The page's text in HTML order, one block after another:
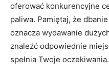
oferować konkurencyjne
paliwa. Pamiętaj, że
oznacza wydawanie
znaleźć odpowiednie
spełnia Twoje oczekiwania.